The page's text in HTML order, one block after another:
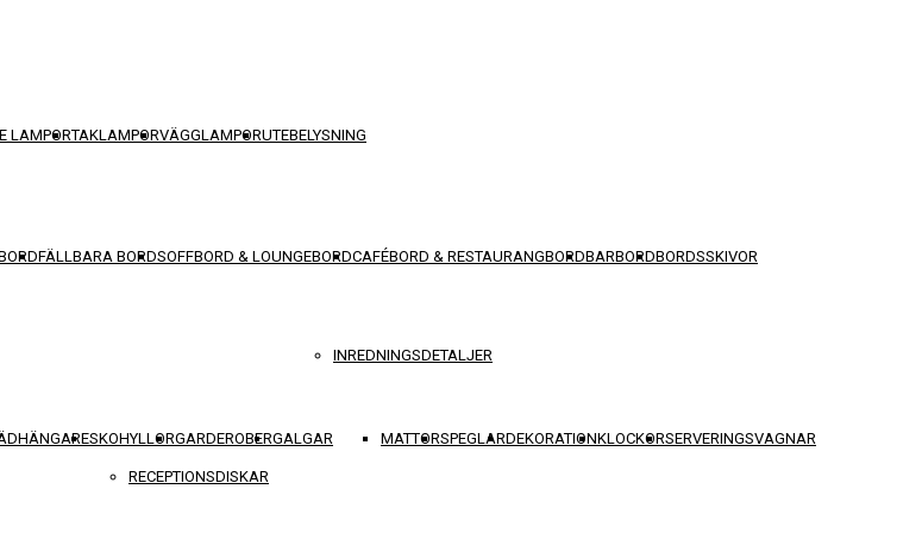
LAMPORTAKLAMPORVÄGGLAMPORUTEBELYSNING
FÄLLBARA BORDSOFFBORD & LOUNGEBORDCAFÉBORD & RESTAURANGBORDBARBORDBORDSSKIVOR
SKOHYLLORGARDEROBERGALGAR
INREDNINGSDETALJER
MATTORSPEGLARDEKORATIONKLOCKORSERVERINGSVAGNAR
RECEPTIONSDISKAR